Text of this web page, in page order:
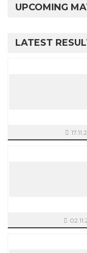
UPCOMING
LATEST